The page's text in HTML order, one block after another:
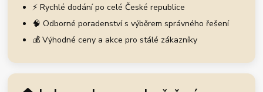
⚡ Rychlé dodání po celé České republice
🧠 Odborné poradenství s výběrem správného řešení
💰 Výhodné ceny a akce pro stálé zákazníky